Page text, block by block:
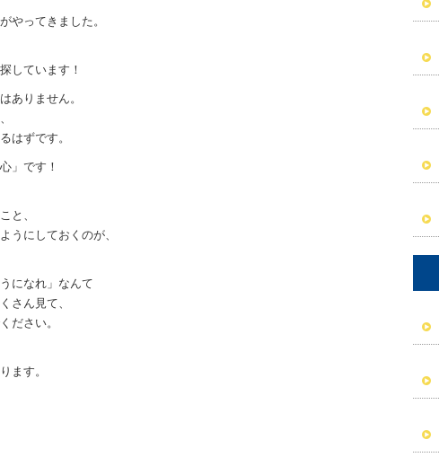
やってきました。
しています！
ありません。
はずです。
」です！
と、
うにしておくのが、
になれ」なんて
さん見て、
ださい。
ます。